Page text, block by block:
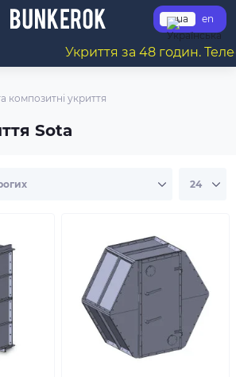
ua en
Укриття за 48 годин.
композитні укриття
Sota